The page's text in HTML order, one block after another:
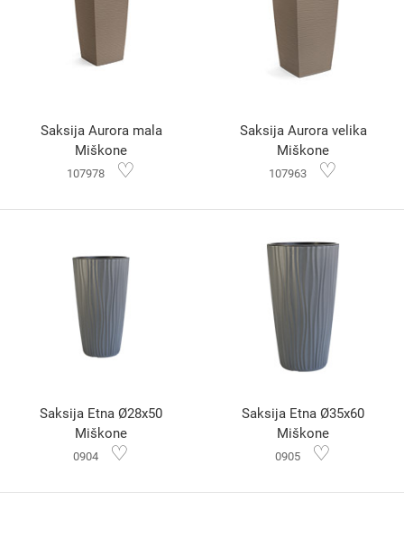
Saksija Aurora mala
Miškone
107978 ♡
Saksija Aurora velika
Miškone
107963 ♡
Saksija Etna Ø28x50
Miškone
0904 ♡
Saksija Etna Ø35x60
Miškone
0905 ♡